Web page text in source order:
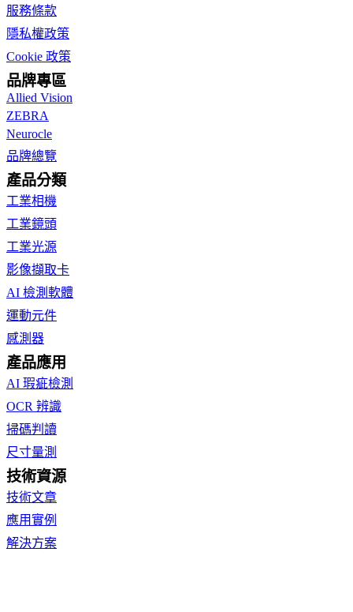
服務條款
隱私權政策
Cookie 政策
品牌專區
Allied Vision
ZEBRA
Neurocle
品牌總覽
產品分類
工業相機
工業鏡頭
工業光源
影像擷取卡
AI 檢測軟體
運動元件
感測器
產品應用
AI 瑕疵檢測
OCR 辨識
掃碼判讀
尺寸量測
技術資源
技術文章
應用實例
解決方案